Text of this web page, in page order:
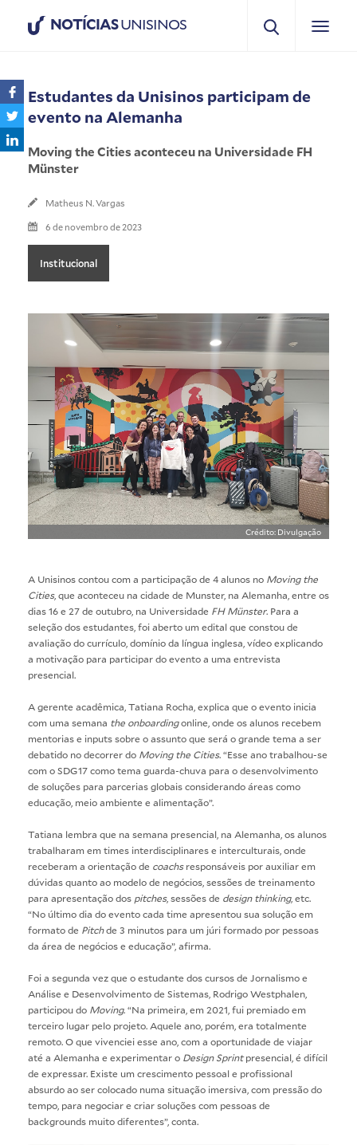
NOTÍCIASUNISINOS
Estudantes da Unisinos participam de
evento na Alemanha
Moving the Cities aconteceu na Universidade FH
Münster
Matheus N. Vargas
6 de novembro de 2023
Institucional
Crédito: Divulgação
A Unisinos contou com a participação de 4 alunos no Moving the
Cities, que aconteceu na cidade de Munster, na Alemanha, entre os
dias 16 e 27 de outubro, na Universidade FH Münster. Para a
seleção dos estudantes, foi aberto um edital que constou de
avaliação do currículo, domínio da língua inglesa, vídeo explicando
a motivação para participar do evento a uma entrevista
presencial.
A gerente acadêmica, Tatiana Rocha, explica que o evento inicia
com uma semana the onboardingonline, onde os alunos recebem
mentorias e inputs sobre o assunto que será o grande tema a ser
debatido no decorrer do Moving the Cities. “Esse ano trabalhou-se
com o SDG17 como tema guarda-chuva para o desenvolvimento
de soluções para parcerias globais considerando áreas como
educação, meio ambiente e alimentação”.
Tatiana lembra que na semana presencial, na Alemanha, os alunos
trabalharam em times interdisciplinares e interculturais, onde
receberam a orientação de coachsresponsáveis por auxiliar em
dúvidas quanto ao modelo de negócios, sessões de treinamento
para apresentação dos pitches, sessões de design thinking, etc.
“No último dia do evento cada time apresentou sua solução em
formato de Pitchde 3 minutos para um júri formado por pessoas
da área de negócios e educação”, afirma.
Foi a segunda vez que o estudante dos cursos de Jornalismo e
Análise e Desenvolvimento de Sistemas, Rodrigo Westphalen,
participou do Moving. “Na primeira, em 2021, fui premiado em
terceiro lugar pelo projeto. Aquele ano, porém, era totalmente
remoto. O que vivenciei esse ano, com a oportunidade de viajar
até a Alemanha e experimentar o Design Sprintpresencial, é difícil
de expressar. Existe um crescimento pessoal e profissional
absurdo ao ser colocado numa situação imersiva, com pressão do
tempo, para negociar e criar soluções com pessoas de
backgrounds muito diferentes”, conta.